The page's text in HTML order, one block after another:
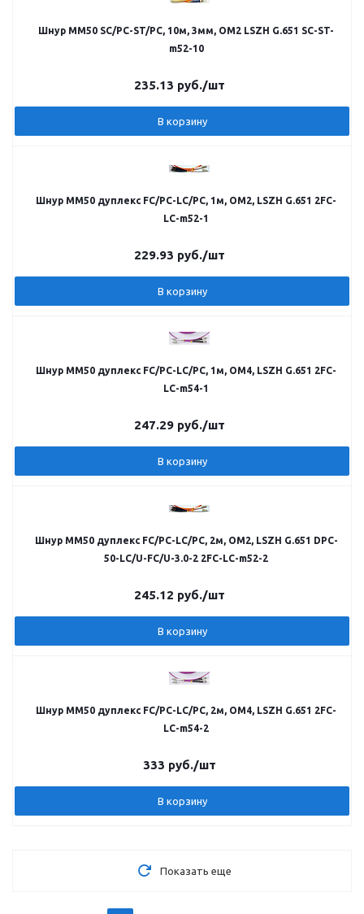
Шнур MM50 SC/PC-ST/PC, 10м, 3мм, ОМ2 LSZH G.651 SC-ST-
m52-10
235.13 руб./шт
В корзину
Шнур MM50 дуплекс FC/PC-LC/PC, 1м, OM2, LSZH G.651 2FC-
LC-m52-1
229.93 руб./шт
В корзину
Шнур MM50 дуплекс FC/PC-LC/PC, 1м, OM4, LSZH G.651 2FC-
LC-m54-1
247.29руб./шт
В корзину
Шнур MM50 дуплекс FC/PC-LC/PC, 2м, OM2, LSZH G.651 DPC-
50-LC/U-FC/U-3.0-2 2FC-LC-m52-2
245.12 руб./шт
В корзину
Шнур MM50 дуплекс FC/PC-LC/PC, 2м, OM4, LSZH G.651 2FC-
LC-m54-2
333 руб./шт
В корзину
Показать еще